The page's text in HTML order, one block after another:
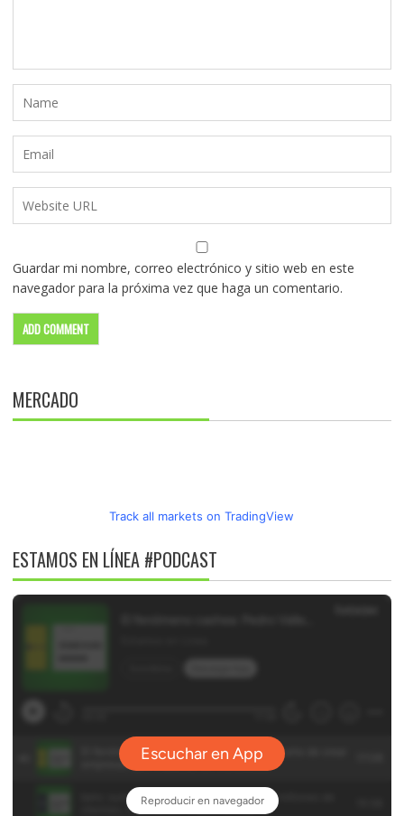
Guardar mi nombre, correo electrónico y sitio web en este
navegador para la próxima vez que haga un comentario.
MERCADO
Track all markets on TradingView
ESTAMOS EN LÍNEA #PODCAST